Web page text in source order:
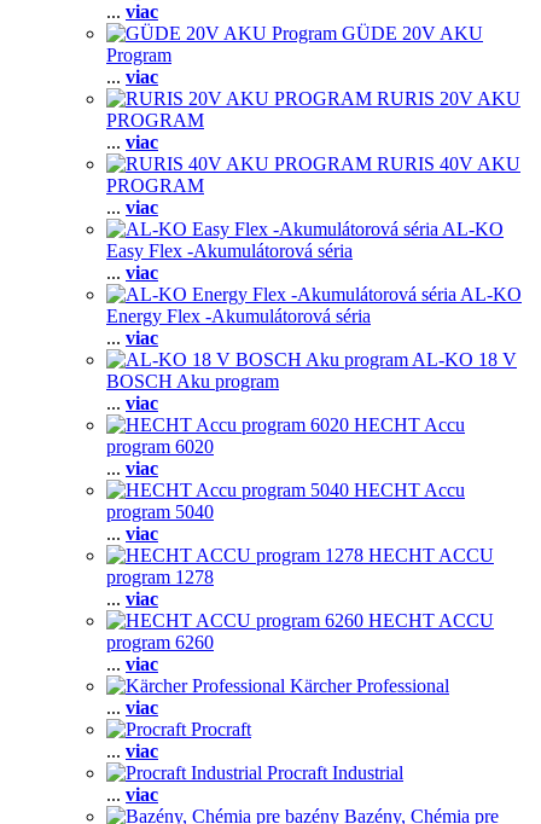
... viac
GÜDE 20V AKU
Program
... viac
RURIS 20V AKU
PROGRAM
... viac
RURIS 40V AKU
PROGRAM
... viac
AL-KO
Easy Flex -Akumulátorová séria
... viac
AL-KO
Energy Flex -Akumulátorová séria
... viac
AL-KO 18 V
BOSCH Aku program
... viac
HECHT Accu
program 6020
... viac
HECHT Accu
program 5040
... viac
HECHT ACCU
program 1278
... viac
HECHT ACCU
program 6260
... viac
Kärcher Professional
... viac
Procraft
... viac
Procraft Industrial
... viac
Bazény, Chémia pre